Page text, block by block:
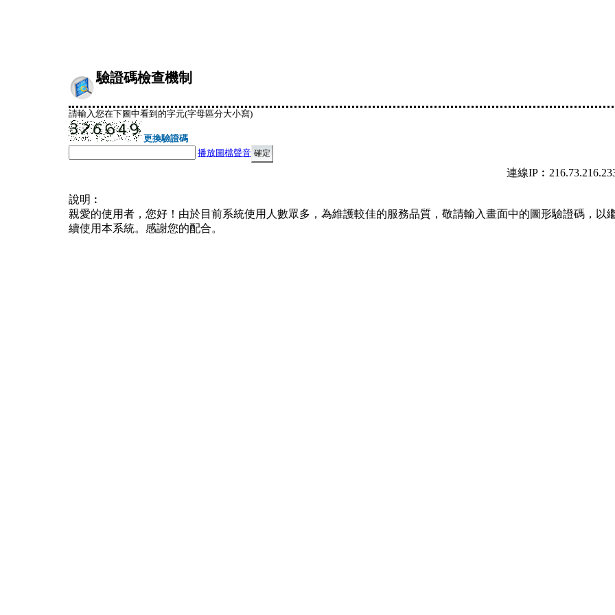
驗證碼檢查機制
請輸入您在下圖中看到的字元(字母區分大小寫)
更換驗證碼
播放圖檔聲音
連線
說明︰
親愛的使用者，您好！由於目前系統使用人數眾多，為維護較佳的服務品質，敬請輸入畫面中的圖形驗證碼，以
續使用本系統。感謝您的配合。